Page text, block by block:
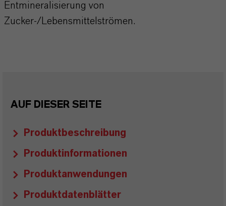
Entmineralisierung von
Zucker-/Lebensmittelströmen.
AUF DIESER SEITE
Produktbeschreibung
Produktinformationen
Produktanwendungen
Produktdatenblätter